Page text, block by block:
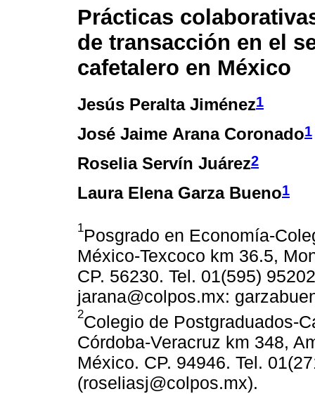
Prácticas
de transacción en el
cafetalero en México
Jesús Peralta Jiménez1
José Jaime Arana Coronado1
Roselia Servín Juárez2
Laura Elena Garza Bueno1
1Posgrado en Economía-
México-Texcoco km 36.5,
CP. 56230. Tel. 01(595)
jarana@colpos.mx:
2Colegio de Postgraduados-
Córdoba-Veracruz km 348,
México. CP. 94946. Tel.
(roseliasj@colpos.mx).